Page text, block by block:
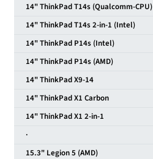
14" ThinkPad T14s (Qualcomm-CPU)
14" ThinkPad T14s 2-in-1 (Intel)
14" ThinkPad P14s (Intel)
14" ThinkPad P14s (AMD)
14" ThinkPad X9-14
14" ThinkPad X1 Carbon
14" ThinkPad X1 2-in-1
·
15.3" Legion 5 (AMD)